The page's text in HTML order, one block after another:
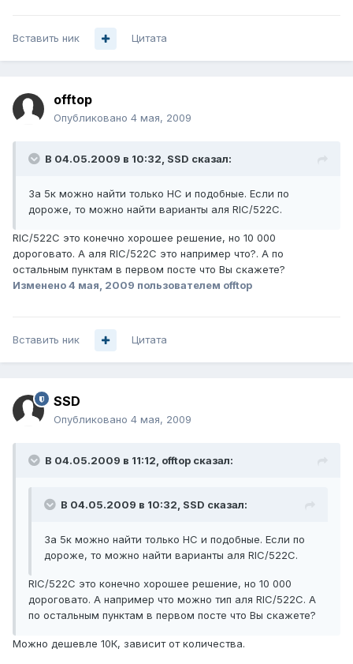
Вставить ник Цитата
offtop
Опубликовано 4 мая, 2009
В 04.05.2009 в 10:32, SSD сказал:
За 5к можно найти только НС и подобные. Если по
дороже, то можно найти варианты аля RIC/522C.
RIC/522C это конечно хорошее решение, но 10 000
дороговато. А аля RIC/522C это например что?. А по
остальным пунктам в первом посте что Вы скажете?
Изменено4 мая, 2009 пользователем offtop
Вставить ник Цитата
SSD
Опубликовано 4 мая, 2009
В 04.05.2009 в 11:12, offtop сказал:
В 04.05.2009 в 10:32, SSD сказал:
За 5к можно найти только НС и подобные. Если по
дороже, то можно найти варианты аля RIC/522C.
RIC/522C это конечно хорошее решение, но 10 000
дороговато. А например что можно тип аля RIC/522C. А
по остальным пунктам в первом посте что Вы скажете?
Можно дешевле 10К, зависит от количества.